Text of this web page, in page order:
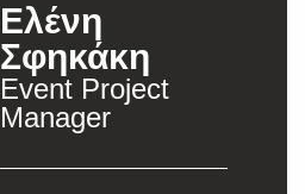
Ελένη
Σφηκάκη
Event Project
Manager